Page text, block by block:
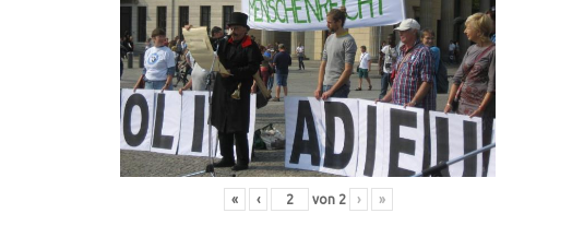
« ‹ von 2 › »